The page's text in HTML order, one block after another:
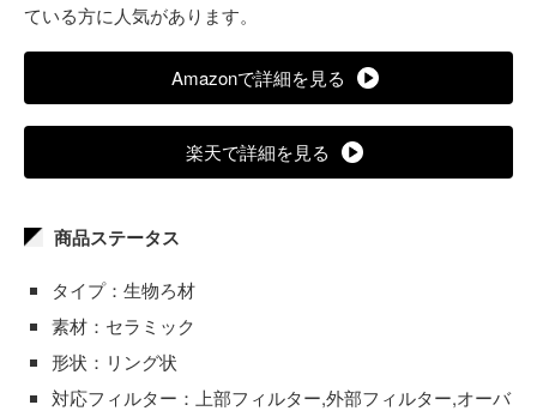
ている方に人気があります。
Amazonで詳細を見る
楽天で詳細を見る
商品ステータス
タイプ：生物ろ材
素材：セラミック
形状：リング状
対応フィルター：上部フィルター,外部フィルター,オーバ